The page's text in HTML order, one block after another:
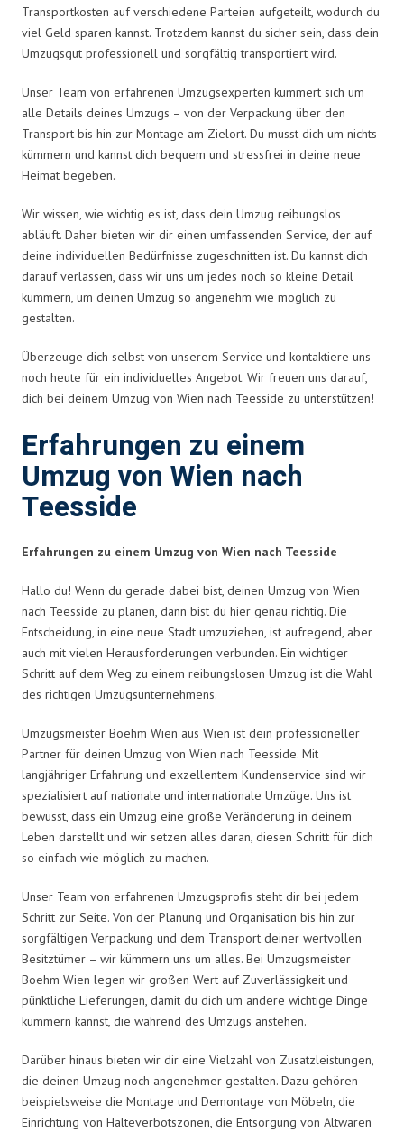
Transportkosten auf verschiedene Parteien aufgeteilt, wodurch du
viel Geld sparen kannst. Trotzdem kannst du sicher sein, dass dein
Umzugsgut professionell und sorgfältig transportiert wird.
Unser Team von erfahrenen Umzugsexperten kümmert sich um
alle Details deines Umzugs – von der Verpackung über den
Transport bis hin zur Montage am Zielort. Du musst dich um nichts
kümmern und kannst dich bequem und stressfrei in deine neue
Heimat begeben.
Wir wissen, wie wichtig es ist, dass dein Umzug reibungslos
abläuft. Daher bieten wir dir einen umfassenden Service, der auf
deine individuellen Bedürfnisse zugeschnitten ist. Du kannst dich
darauf verlassen, dass wir uns um jedes noch so kleine Detail
kümmern, um deinen Umzug so angenehm wie möglich zu
gestalten.
Überzeuge dich selbst von unserem Service und kontaktiere uns
noch heute für ein individuelles Angebot. Wir freuen uns darauf,
dich bei deinem Umzug von Wien nach Teesside zu unterstützen!
Erfahrungen zu einem
Umzug von Wien nach
Teesside
Erfahrungen zu einem Umzug von Wien nach Teesside
Hallo du! Wenn du gerade dabei bist, deinen Umzug von Wien
nach Teesside zu planen, dann bist du hier genau richtig. Die
Entscheidung, in eine neue Stadt umzuziehen, ist aufregend, aber
auch mit vielen Herausforderungen verbunden. Ein wichtiger
Schritt auf dem Weg zu einem reibungslosen Umzug ist die Wahl
des richtigen Umzugsunternehmens.
Umzugsmeister Boehm Wien aus Wien ist dein professioneller
Partner für deinen Umzug von Wien nach Teesside. Mit
langjähriger Erfahrung und exzellentem Kundenservice sind wir
spezialisiert auf nationale und internationale Umzüge. Uns ist
bewusst, dass ein Umzug eine große Veränderung in deinem
Leben darstellt und wir setzen alles daran, diesen Schritt für dich
so einfach wie möglich zu machen.
Unser Team von erfahrenen Umzugsprofis steht dir bei jedem
Schritt zur Seite. Von der Planung und Organisation bis hin zur
sorgfältigen Verpackung und dem Transport deiner wertvollen
Besitztümer – wir kümmern uns um alles. Bei Umzugsmeister
Boehm Wien legen wir großen Wert auf Zuverlässigkeit und
pünktliche Lieferungen, damit du dich um andere wichtige Dinge
kümmern kannst, die während des Umzugs anstehen.
Darüber hinaus bieten wir dir eine Vielzahl von Zusatzleistungen,
die deinen Umzug noch angenehmer gestalten. Dazu gehören
beispielsweise die Montage und Demontage von Möbeln, die
Einrichtung von Halteverbotszonen, die Entsorgung von Altwaren